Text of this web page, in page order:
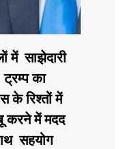
में साझेदारी
का
के रिश्तों में
करने में मदद
सहयोग